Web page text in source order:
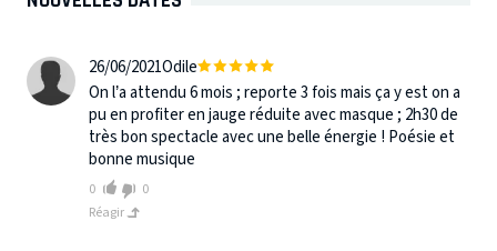
26/06/2021Odile
On l’a attendu 6 mois ; reporte 3 fois mais ça y est on a
pu en profiter en jauge réduite avec masque ; 2h30 de
très bon spectacle avec une belle énergie ! Poésie et
bonne musique
0
0
Réagir